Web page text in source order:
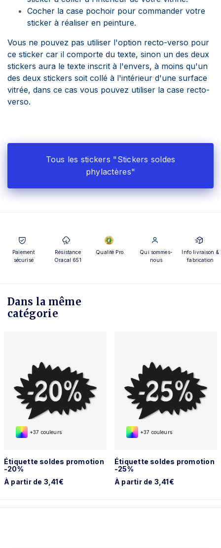
Cocher la case pochoir pour commander votre
sticker à réaliser en peinture.
Vous ne pouvez pas utiliser l'option recto-verso pour
ce sticker car il comporte du texte, sinon un des deux
stickers aura le texte inscrit à l'envers, à moins qu'un
des deux stickers soit collé à l'intérieur d'une surface
vitrée, dans ce cas vous pouvez utiliser la case recto-
verso.
Tous les stickers "Stickers soldes
phylactères"
Paiement
sécurisé
Résistance
Oracal 651
Qualité Pro.
Qui sommes-
nous
Info livraison &
fabrication
Dans la même
catégorie
+37 couleurs
Étiquette soldes promotion
-20%
À partir de 3,41€
+37 couleurs
Étiquette soldes promotion
-25%
À partir de 3,41€